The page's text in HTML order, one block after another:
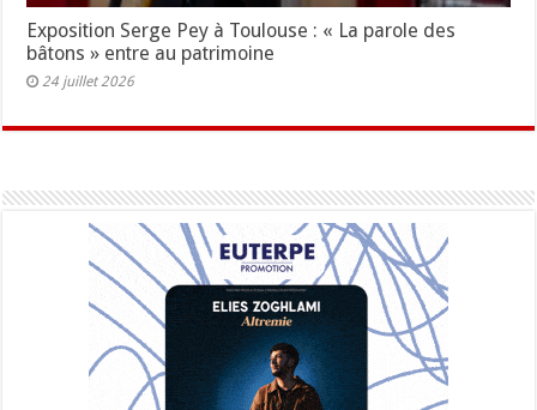
Exposition Serge Pey à Toulouse : « La parole des
bâtons » entre au patrimoine
24 juillet 2026